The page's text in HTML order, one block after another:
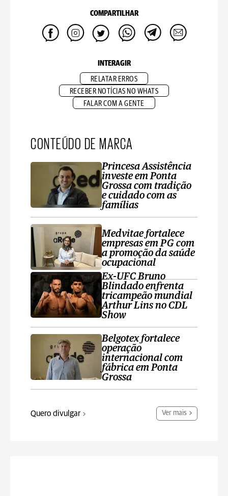
COMPARTILHAR
INTERAGIR
RELATAR ERROS
RECEBER NOTÍCIAS NO WHATS
FALAR COM A GENTE
CONTEÚDO DE MARCA
Princesa Assistência
investe em Ponta
Grossa com tradição
e cuidado com as
famílias
Medvitae fortalece
empresas em PG com
a promoção da saúde
ocupacional
Ex-UFC Bruno
Blindado enfrenta
tricampeão mundial
Arthur Lins no CDL
Show
Belgotex fortalece
operação
internacional com
fábrica em Ponta
Grossa
Quero divulgar Ver mais